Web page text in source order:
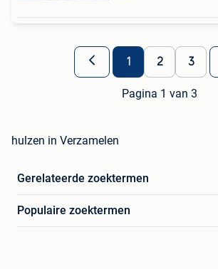
1 2 3
Pagina 1 van 3
hulzen in Verzamelen
Gerelateerde zoektermen
Populaire zoektermen